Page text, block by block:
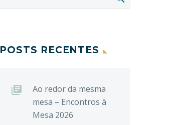
POSTS RECENTES
Ao redor da mesma
mesa – Encontros à
Mesa 2026